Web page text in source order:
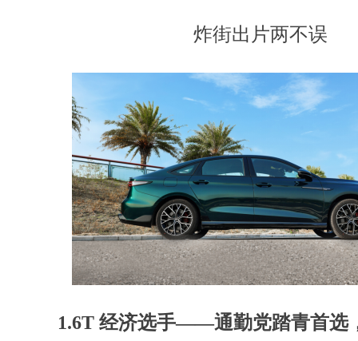
炸街出片两不误
1.6T 经济选手——通勤党踏青首选